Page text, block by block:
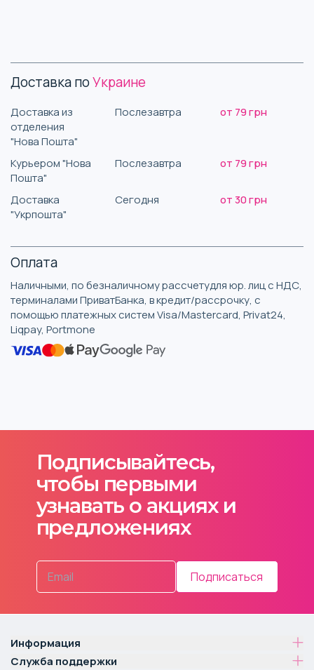
Доставка поУкраине
Доставка из
отделения
"Нова Пошта"
Послезавтра от 79 грн
Курьером "Нова
Пошта"
Послезавтра от 79 грн
Доставка
"Укрпошта"
Сегодня от 30 грн
Оплата
Наличными, по безналичному рассчетудля юр. лиц с НДС,
терминалами ПриватБанка, в кредит/рассрочку, с
помощью платежных систем Visa/Mastercard, Privat24,
Liqpay, Portmone
Подписывайтесь,
чтобы первыми
узнавать о акциях и
предложениях
Подписаться
Информация
Служба поддержки